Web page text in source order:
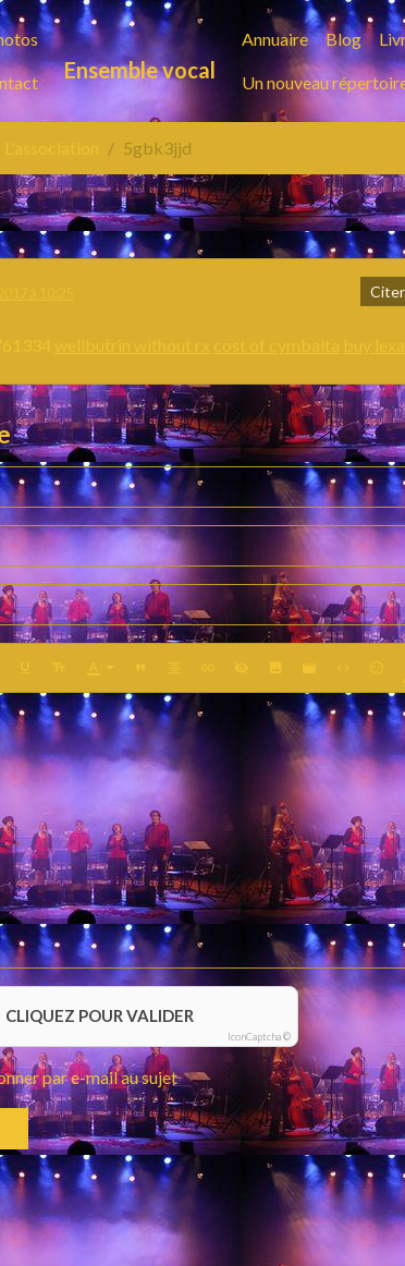
Ensemble vocal
Annuaire Blog
Un nouveau
L'association 5gbk3jjd
wellbutrin without rx cost of cymbalta buy
CLIQUEZ POUR VALIDER
IconCaptcha ©
par e-mail au sujet